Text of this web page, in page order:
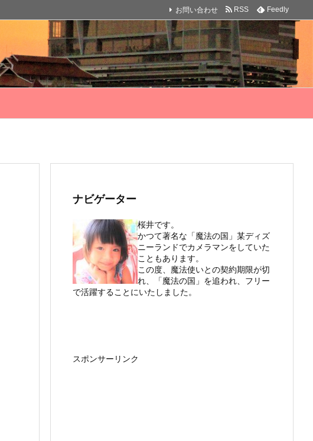
お問い合わせ RSS Feedly
ナビゲーター
桜井です。
かつて著名な「魔法の国」某ディズ
ニーランドでカメラマンをしていた
こともあります。
この度、魔法使いとの契約期限が切
れ、「魔法の国」を追われ、フリー
で活躍することにいたしました。
スポンサーリンク